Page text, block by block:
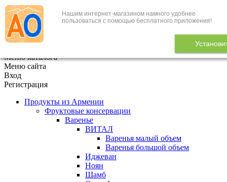
Нашим интернет-магазином намного удобнее
пользоваться с помощью бесплатного приложения!
+7 (495) 646-888-1
В корзине 0
Меню каталога
Меню сайта
Вход
Регистрация
Продукты из Армении
Фруктовые консервации
Варенье
ВИТАЛ
Варенья малый объем
Варенья большой объем
Иджеван
Ноян
Шамб